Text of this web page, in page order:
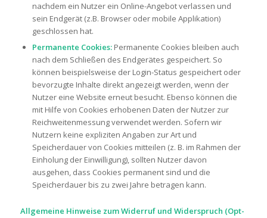
nachdem ein Nutzer ein Online-Angebot verlassen und
sein Endgerät (z.B. Browser oder mobile Applikation)
geschlossen hat.
Permanente Cookies:Permanente Cookies bleiben auch
nach dem Schließen des Endgerätes gespeichert. So
können beispielsweise der Login-Status gespeichert oder
bevorzugte Inhalte direkt angezeigt werden, wenn der
Nutzer eine Website erneut besucht. Ebenso können die
mit Hilfe von Cookies erhobenen Daten der Nutzer zur
Reichweitenmessung verwendet werden. Sofern wir
Nutzern keine expliziten Angaben zur Art und
Speicherdauer von Cookies mitteilen (z. B. im Rahmen der
Einholung der Einwilligung), sollten Nutzer davon
ausgehen, dass Cookies permanent sind und die
Speicherdauer bis zu zwei Jahre betragen kann.
Allgemeine Hinweise zum Widerruf und Widerspruch (Opt-